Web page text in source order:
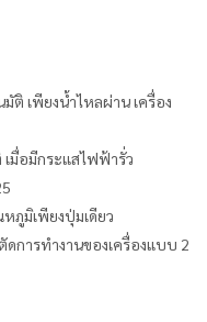
ติ เพียงน้ำไหลผ่าน เครื่อง
มื่อมีกระแสไฟฟ้ารั่ว
มิเพียงปุ่มเดียว
การทำงานของเครื่องแบบ 2